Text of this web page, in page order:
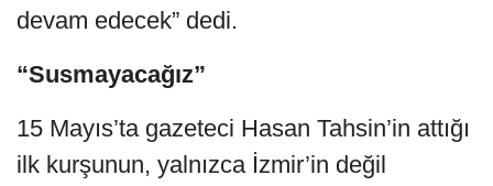
devam edecek” dedi.
“Susmayacağız”
15 Mayıs’ta gazeteci Hasan Tahsin’in attığı
ilk kurşunun, yalnızca İzmir’in değil